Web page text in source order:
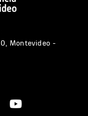
Montevideo -